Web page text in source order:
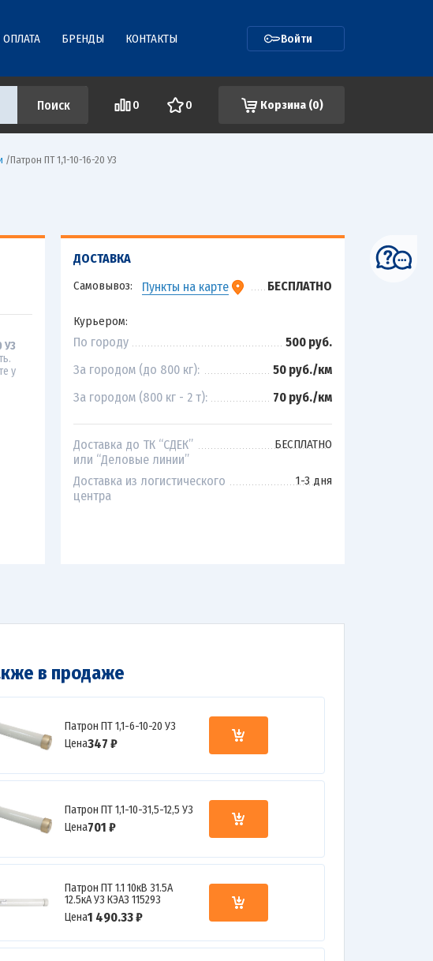
БРЕНДЫ КОНТАКТЫ Войти
0 0 Корзина (0)
/Патрон ПТ 1,1-10-16-20 У3
У3
у
ДОСТАВКА
Самовывоз: Пункты на карте БЕСПЛАТНО
Курьером:
По городу
500 руб.
За городом (до 800 кг):
50 руб./км
За городом (800 кг - 2 т):
70 руб./км
Доставка до ТК “СДЕК”
или “Деловые линии”
БЕСПЛАТНО
Доставка из логистического
центра
1-3 дня
в продаже
Патрон ПТ 1,1-6-10-20 У3
Цена347 ₽
Патрон ПТ 1,1-10-31,5-12,5 У3
Цена701 ₽
Патрон ПТ 1.1 10кВ 31.5А
12.5кА У3 КЭАЗ 115293
Цена1 490.33 ₽